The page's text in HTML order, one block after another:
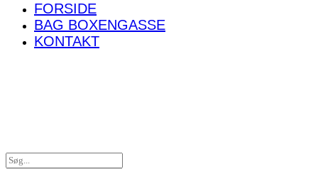
FORSIDE
BAG BOXENGASSE
KONTAKT